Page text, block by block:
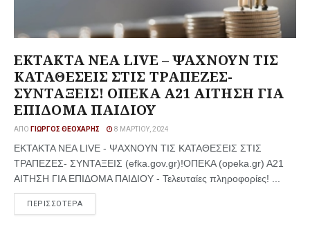
ΕΚΤΑΚΤΑ ΝΕΑ LIVE – ΨΑΧΝΟΥΝ ΤΙΣ
ΚΑΤΑΘΕΣΕΙΣ ΣΤΙΣ ΤΡΑΠΕΖΕΣ-
ΣΥΝΤΑΞΕΙΣ! ΟΠΕΚΑ Α21 ΑΙΤΗΣΗ ΓΙΑ
ΕΠΙΔΟΜΑ ΠΑΙΔΙΟΥ
ΑΠΌ ΓΙΏΡΓΟΣ ΘΕΟΧΆΡΗΣ 8 ΜΑΡΤΊΟΥ, 2024
ΕΚΤΑΚΤΑ ΝΕΑ LIVE - ΨΑΧΝΟΥΝ ΤΙΣ ΚΑΤΑΘΕΣΕΙΣ ΣΤΙΣ
ΤΡΑΠΕΖΕΣ- ΣΥΝΤΑΞΕΙΣ (efka.gov.gr)!ΟΠΕΚΑ (opeka.gr) Α21
ΑΙΤΗΣΗ ΓΙΑ ΕΠΙΔΟΜΑ ΠΑΙΔΙΟΥ - Τελευταίες πληροφορίες! ...
ΠΕΡΙΣΣΟΤΕΡΑ